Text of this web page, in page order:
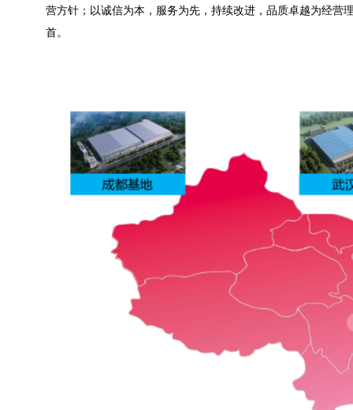
营方针；以诚信为本，服务为先，持续改进，品质卓越为经营
首。